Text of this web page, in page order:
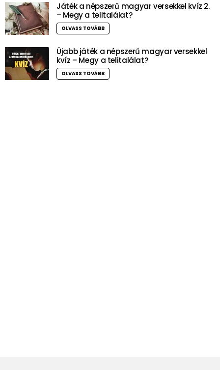
Játék a népszerű magyar versekkel kvíz 2.
– Megy a telitalálat?
OLVASS TOVÁBB
Újabb játék a népszerű magyar versekkel
kvíz – Megy a telitalálat?
OLVASS TOVÁBB